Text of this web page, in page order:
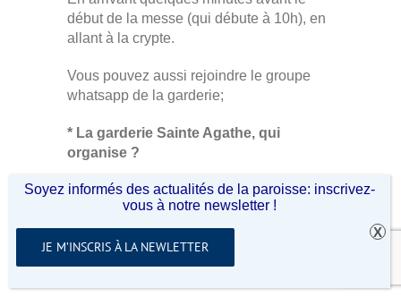
début de la messe (qui débute à 10h), en
allant à la crypte.
Vous pouvez aussi rejoindre le groupe
whatsapp de la garderie;
* La garderie Sainte Agathe, qui
organise ?
Nous sommes Bénédicte et Benoit
Glikmanas, paroissiens de l’Unité
Pastorale, parents de 5 enfants dont les 2
derniers mettent un peu trop d’ambiance
pendant la messe.
Soyez informés des actualités de la paroisse: inscrivez-
vous à notre newsletter !
JE M’INSCRIS À LA NEWLETTER